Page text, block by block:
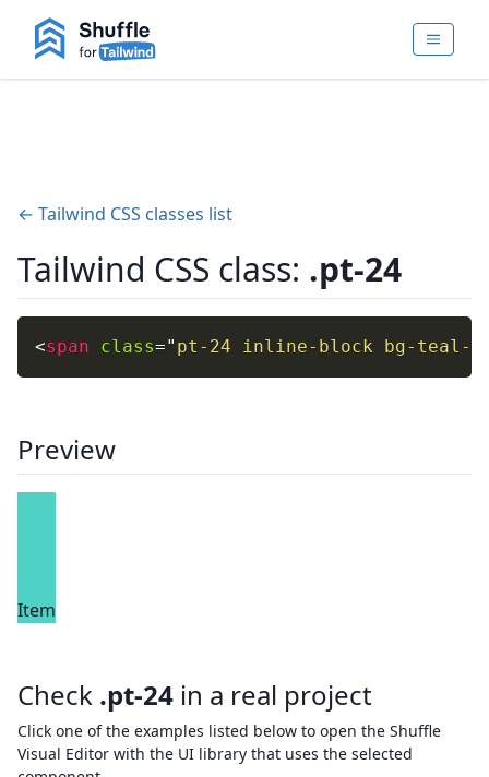
← Tailwind CSS classes list
Tailwind CSS class: .pt-24
<span class=" pt-24 inline-block bg-teal-
Preview
Item
Check .pt-24 in a real project
Click one of the examples listed below to open the Shuffle
Visual Editor with the UI library that uses the selected